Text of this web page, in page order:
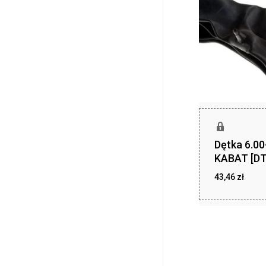
Dętka
KABAT
43,46 zł